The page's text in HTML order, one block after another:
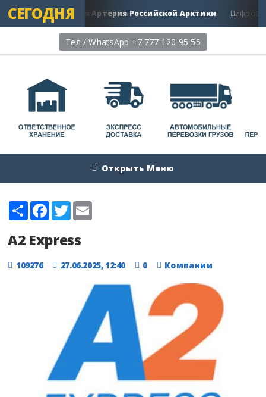
СЕГОДНЯ
путь: Главная Артерия Российской Арктики
Тел / WhatsApp +7 777 120 95 55
Открыть Меню
ShareFacebook
Twitter
А2 Express
109276 27.06.2025, 12:40 0 Компании